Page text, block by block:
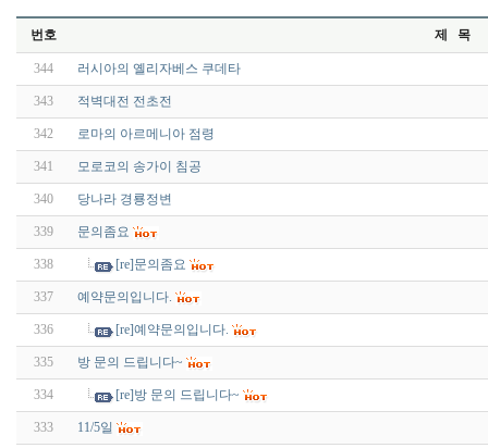
번호 제 목
344 러시아의 옐리자베스 쿠데타
343 적벽대전 전초전
342 로마의 아르메니아 점령
341 모로코의 송가이 침공
340 당나라 경룡정변
339 문의좀요
338 [re]문의좀요
337 예약문의입니다.
336 [re]예약문의입니다.
335 방 문의 드립니다~
334 [re]방 문의 드립니다~
333 11/5일